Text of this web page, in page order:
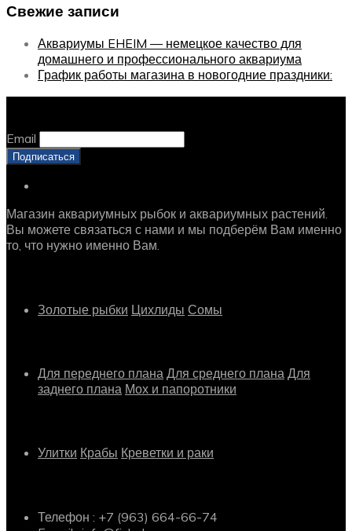
Свежие записи
Аквариумы EHEIM — немецкое качество для
домашнего и профессионального аквариума
График работы магазина в новогодние праздники:
Email
Магазин аквариумных рыбок и аквариумных растений.
Вы можете связаться с нами и мы подберём Вам именно
то, что нужно именно Вам.
Золотые рыбки Цихлиды Сомы
Для переднего плана Для среднего плана Для
заднего плана Мох и папоротники
Улитки Крабы Креветки и раки
Телефон : +7 (963) 664-66-74